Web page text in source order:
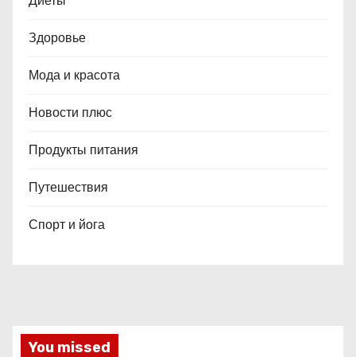
Здоровье
Мода и красота
Новости плюс
Продукты питания
Путешествия
Спорт и йога
You missed